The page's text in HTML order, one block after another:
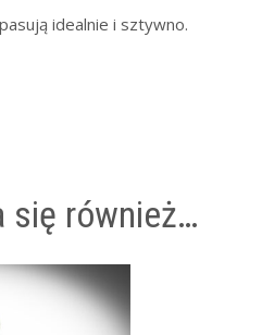
idealnie i sztywno.
się również…